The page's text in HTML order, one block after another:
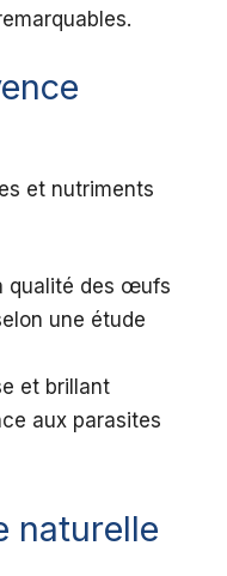
et nutriments
qualité des œufs
une étude
et brillant
aux parasites
naturelle